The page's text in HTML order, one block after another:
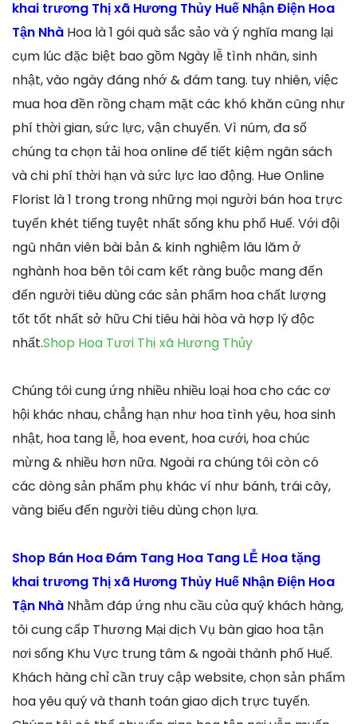
khai trương Thị xã Hương Thủy Huế Nhận Điện Hoa
Tận Nhà Hoa là 1 gói quà sắc sảo và ý nghĩa mang lại
cụm lúc đặc biệt bao gồm Ngày lễ tình nhân, sinh
nhật, vào ngày đáng nhớ & đám tang. tuy nhiên, việc
mua hoa đền rồng chạm mặt các khó khăn cũng như
phí thời gian, sức lực, vận chuyển. Vì núm, đa số
chúng ta chọn tải hoa online để tiết kiệm ngân sách
và chi phí thời hạn và sức lực lao động. Hue Online
Florist là 1 trong trong những mọi người bán hoa trực
tuyến khét tiếng tuyệt nhất sống khu phố Huế. Với đội
ngũ nhân viên bài bản & kinh nghiệm lâu lăm ở
nghành hoa bên tôi cam kết ràng buộc mang đến
đến người tiêu dùng các sản phẩm hoa chất lượng
tốt tốt nhất sở hữu Chi tiêu hài hòa và hợp lý độc
nhất.Shop Hoa Tươi Thị xã Hương Thủy
Chúng tôi cung ứng nhiều nhiều loại hoa cho các cơ
hội khác nhau, chẳng hạn như hoa tình yêu, hoa sinh
nhật, hoa tang lễ, hoa event, hoa cưới, hoa chúc
mừng & nhiều hơn nữa. Ngoài ra chúng tôi còn có
các dòng sản phẩm phụ khác ví như bánh, trái cây,
vàng biếu đến người tiêu dùng chọn lựa.
Shop Bán Hoa Đám Tang Hoa Tang LỄ Hoa tặng
khai trương Thị xã Hương Thủy Huế Nhận Điện Hoa
Tận Nhà Nhằm đáp ứng nhu cầu của quý khách hàng,
tôi cung cấp Thương Mại dịch Vụ bàn giao hoa tận
nơi sống Khu Vực trung tâm & ngoài thành phố Huế.
Khách hàng chỉ cần truy cập website, chọn sản phẩm
hoa yêu quý và thanh toán giao dịch trực tuyến.